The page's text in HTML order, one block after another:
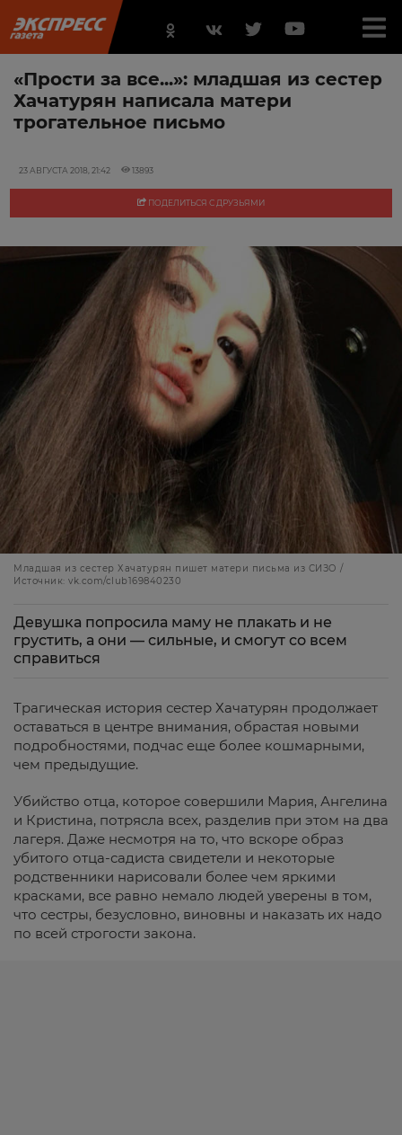
«Прости за все...»: младшая из сестер
Хачатурян написала матери
трогательное письмо
23 АВГУСТА 2018, 21:42 13893
ПОДЕЛИТЬСЯ С ДРУЗЬЯМИ
Младшая из сестер Хачатурян пишет матери письма из СИЗО /
Источник: vk.com/club169840230
Девушка попросила маму не плакать и не
грустить, а они — сильные, и смогут со всем
справиться
Трагическая история сестер Хачатурян продолжает
оставаться в центре внимания, обрастая новыми
подробностями, подчас еще более кошмарными,
чем предыдущие.
Убийство отца, которое совершили Мария, Ангелина
и Кристина, потрясла всех, разделив при этом на два
лагеря. Даже несмотря на то, что вскоре образ
убитого отца-садиста свидетели и некоторые
родственники нарисовали более чем яркими
красками, все равно немало людей уверены в том,
что сестры, безусловно, виновны и наказать их надо
по всей строгости закона.